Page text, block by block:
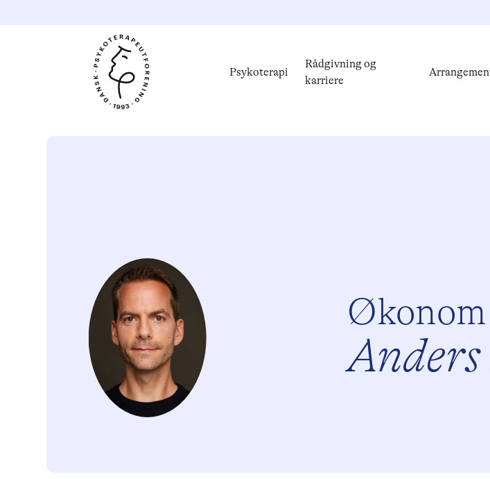
Psykoterapi
Rådgivning og
karriere
Økonom